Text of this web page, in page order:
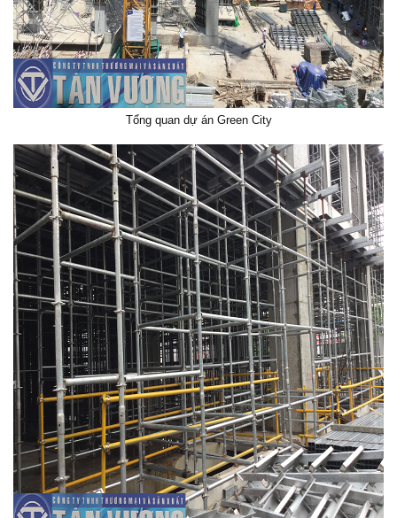
Tổng quan dự án Green City